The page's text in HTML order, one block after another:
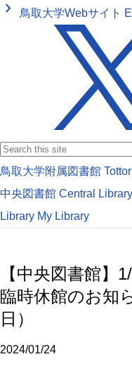
keyboard_arrow_right 鳥取大学Webサイト
鳥取大学附属図書館
中央図書館 Central Library
Library My Library
【中央図書館】
臨時休館のお知
日）
2024/01/24